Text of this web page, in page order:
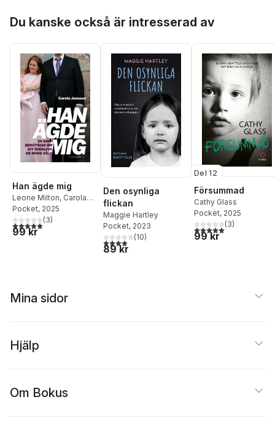
Du kanske också är intresserad av
Han ägde mig
Leone Milton, Carola
Jansson
Pocket, 2025
5,0utav 5 stjärnor. Totalt antal röster:
(3)
99 kr
Den osynliga
flickan
Maggie Hartley
Pocket, 2023
3,9utav 5 stjärnor. Totalt antal röster:
(10)
89 kr
Del 12
Försummad
Cathy Glass
Pocket, 2025
5,0utav 5 stjärnor.
(3)
99 kr
Mina sidor
Hjälp
Om Bokus